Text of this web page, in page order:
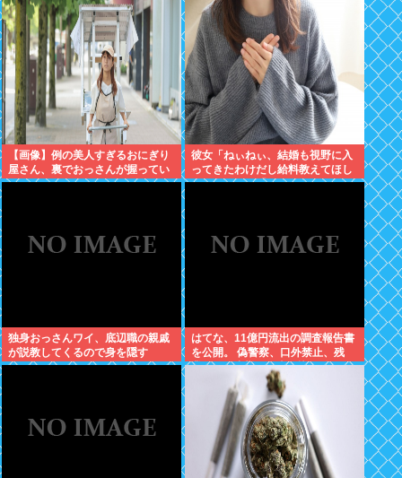
【画像】例の美人すぎるおにぎり
屋さん、裏でおっさんが握ってい
たwww
彼女「ねぃねぃ、結婚も視野に入
ってきたわけだし給料教えてほし
いナリ」ワイ「16万だよ」⇒結
独身おっさんワイ、底辺職の親戚
が説教してくるので身を隠す
はてな、11億円流出の調査報告書
を公開。 偽警察、口外禁止、残
業・休日出勤200時間越、孤
立…。やばすぎて草はえる